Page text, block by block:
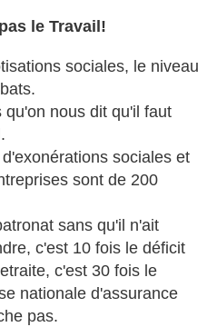
le Travail!
sociales, le niveau
nous dit qu'il faut
sociales et
sont de 200
sans qu'il n'ait
c'est 10 fois le déficit
c'est 30 fois le
nationale d'assurance
pas.